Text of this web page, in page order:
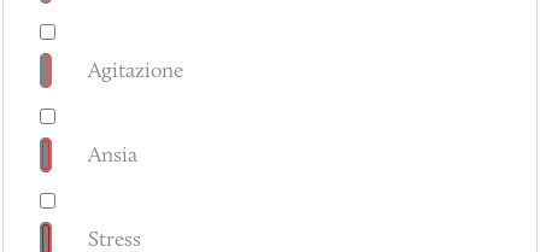
Agitazione
Ansia
Stress